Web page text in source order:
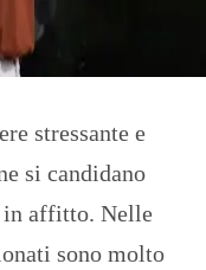
stressante e
si candidano
in affitto. Nelle
sono molto